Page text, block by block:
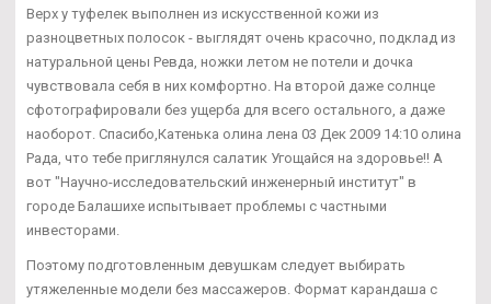
Верх у туфелек выполнен из искусственной кожи из
разноцветных полосок - выглядят очень красочно, подклад из
натуральной цены Ревда, ножки летом не потели и дочка
чувствовала себя в них комфортно. На второй даже солнце
сфотографировали без ущерба для всего остального, а даже
наоборот. Спасибо,Катенька олина лена 03 Дек 2009 14:10 олина
Рада, что тебе приглянулся салатик Угощайся на здоровье!! А
вот "Научно-исследовательский инженерный институт" в
городе Балашихе испытывает проблемы с частными
инвесторами.
Поэтому подготовленным девушкам следует выбирать
утяжеленные модели без массажеров. Формат карандаша с